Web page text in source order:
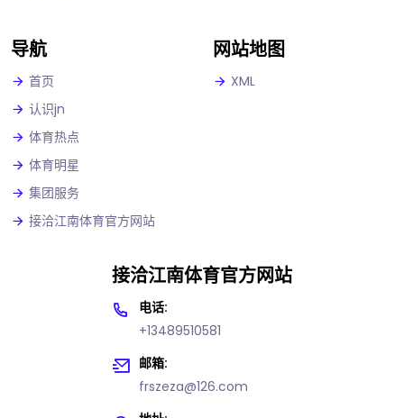
导航
首页
认识jn
体育热点
体育明星
集团服务
接洽江南体育官方网站
网站地图
XML
接洽江南体育官方网站
电话:
+13489510581
邮箱:
frszeza@126.com